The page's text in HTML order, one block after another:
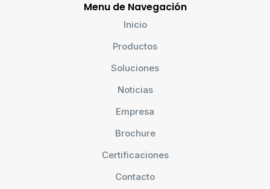
Menu de Navegación
Inicio
Productos
Soluciones
Noticias
Empresa
Brochure
Certificaciones
Contacto